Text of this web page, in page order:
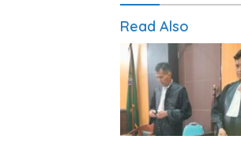
Read Also